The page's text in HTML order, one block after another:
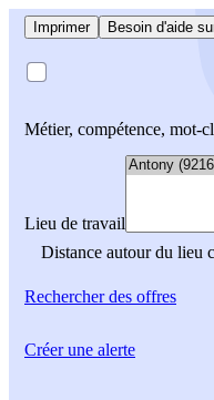
Imprimer Besoin d'aide
Métier, compétence, mot-
Lieu de travail
Distance autour du lieu
Rechercherdes offres
Créer une alerte